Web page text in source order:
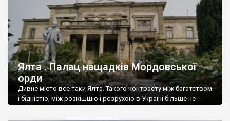
Ялта . Палац нащадків Мордовської
орди
Дивне місто все таки Ялта. Такого контрасту між багатством
і бідністю, між розкішшю і розрухою в Україні більше не